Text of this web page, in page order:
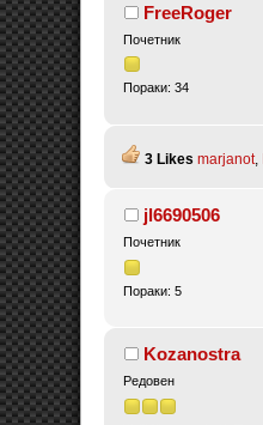
FreeRoger
Почетник
Пораки: 34
3 Likes marjanot,
jl6690506
Почетник
Пораки: 5
Kozanostra
Редовен